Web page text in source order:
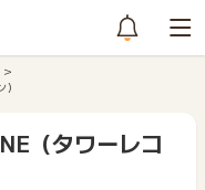
（タワーレコ